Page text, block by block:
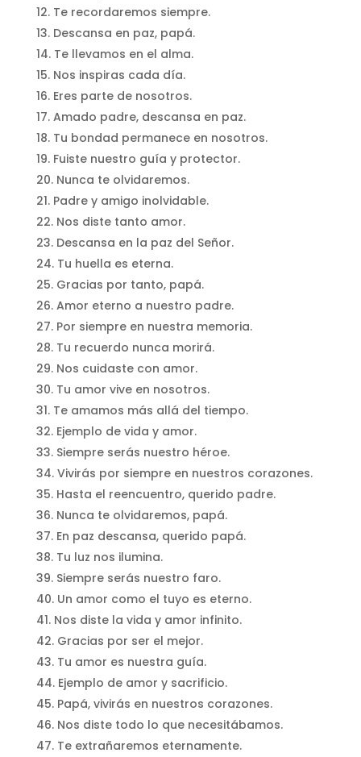
Te recordaremos siempre.
Descansa en paz, papá.
Te llevamos en el alma.
Nos inspiras cada día.
Eres parte de nosotros.
Amado padre, descansa en paz.
Tu bondad permanece en nosotros.
Fuiste nuestro guía y protector.
Nunca te olvidaremos.
Padre y amigo inolvidable.
Nos diste tanto amor.
Descansa en la paz del Señor.
Tu huella es eterna.
Gracias por tanto, papá.
Amor eterno a nuestro padre.
Por siempre en nuestra memoria.
Tu recuerdo nunca morirá.
Nos cuidaste con amor.
Tu amor vive en nosotros.
Te amamos más allá del tiempo.
Ejemplo de vida y amor.
Siempre serás nuestro héroe.
Vivirás por siempre en nuestros corazones.
Hasta el reencuentro, querido padre.
Nunca te olvidaremos, papá.
En paz descansa, querido papá.
Tu luz nos ilumina.
Siempre serás nuestro faro.
Un amor como el tuyo es eterno.
Nos diste la vida y amor infinito.
Gracias por ser el mejor.
Tu amor es nuestra guía.
Ejemplo de amor y sacrificio.
Papá, vivirás en nuestros corazones.
Nos diste todo lo que necesitábamos.
Te extrañaremos eternamente.